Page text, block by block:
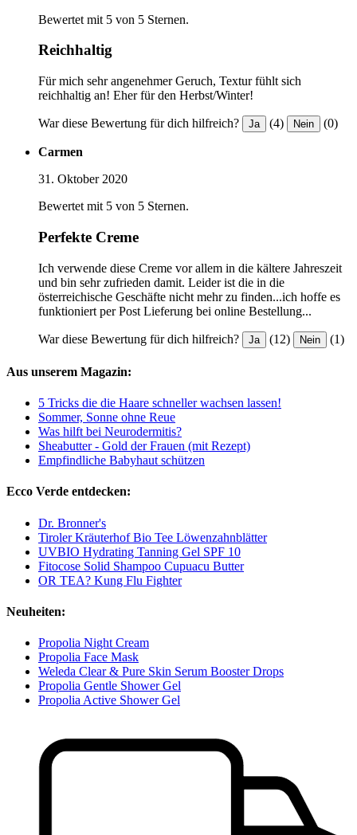
Bewertet mit 5 von 5 Sternen.
Reichhaltig
Für mich sehr angenehmer Geruch, Textur fühlt sich
reichhaltig an! Eher für den Herbst/Winter!
War diese Bewertung für dich hilfreich? Ja (4) Nein (0)
Carmen
31. Oktober 2020
Bewertet mit 5 von 5 Sternen.
Perfekte Creme
Ich verwende diese Creme vor allem in die kältere Jahreszeit
und bin sehr zufrieden damit. Leider ist die in die
österreichische Geschäfte nicht mehr zu finden...ich hoffe es
funktioniert per Post Lieferung bei online Bestellung...
War diese Bewertung für dich hilfreich? Ja (12) Nein (1)
Aus unserem Magazin:
5 Tricks die die Haare schneller wachsen lassen!
Sommer, Sonne ohne Reue
Was hilft bei Neurodermitis?
Sheabutter - Gold der Frauen (mit Rezept)
Empfindliche Babyhaut schützen
Ecco Verde entdecken:
Dr. Bronner's
Tiroler Kräuterhof Bio Tee Löwenzahnblätter
UVBIO Hydrating Tanning Gel SPF 10
Fitocose Solid Shampoo Cupuacu Butter
OR TEA? Kung Flu Fighter
Neuheiten:
Propolia Night Cream
Propolia Face Mask
Weleda Clear & Pure Skin Serum Booster Drops
Propolia Gentle Shower Gel
Propolia Active Shower Gel